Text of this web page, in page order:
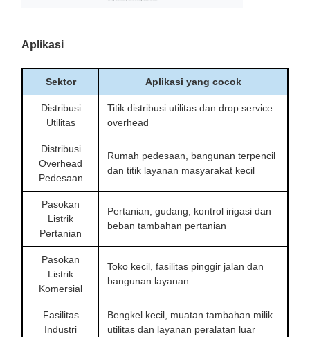
Aplikasi
Sektor Aplikasi yang cocok
Distribusi
Utilitas
Titik distribusi utilitas dan drop service
overhead
Distribusi
Overhead
Pedesaan
Rumah pedesaan, bangunan terpencil
dan titik layanan masyarakat kecil
Pasokan
Listrik
Pertanian
Pertanian, gudang, kontrol irigasi dan
beban tambahan pertanian
Pasokan
Listrik
Komersial
Toko kecil, fasilitas pinggir jalan dan
bangunan layanan
Fasilitas
Industri
Bengkel kecil, muatan tambahan milik
utilitas dan layanan peralatan luar